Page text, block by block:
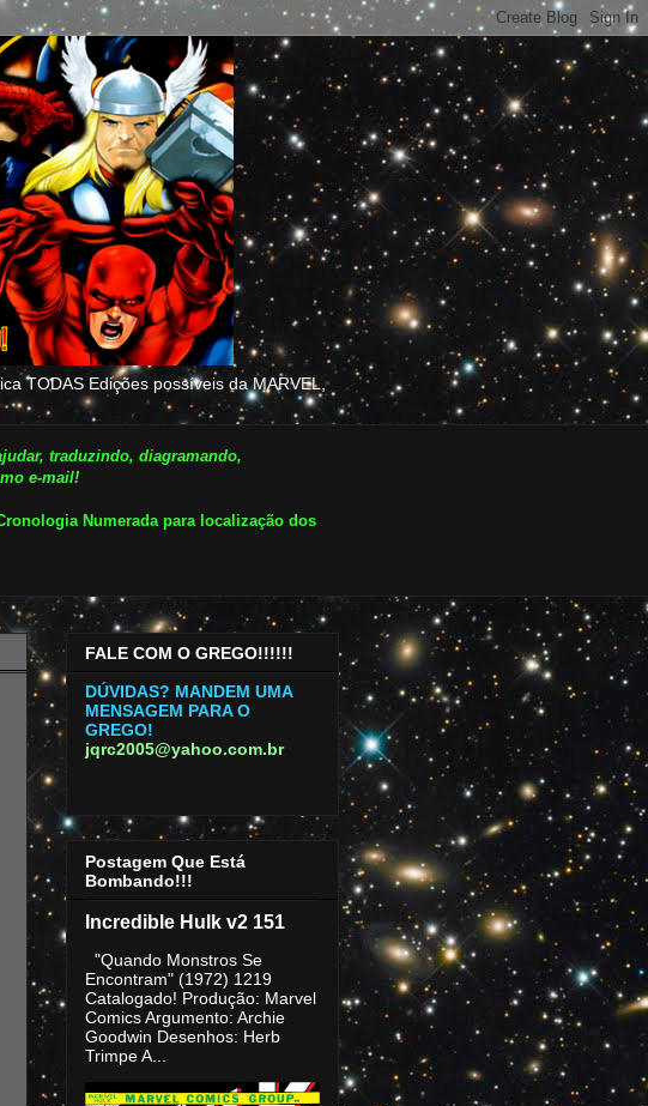
TODAS Edições possíveis da MARVEL,
traduzindo, diagramando,
e-mail!
Numerada para localização dos
FALE COM O GREGO!!!!!!
DÚVIDAS? MANDEM UMA
MENSAGEM PARA O
GREGO!
jqrc2005@yahoo.com.br
Postagem Que Está
Bombando!!!
Incredible Hulk v2 151
"Quando Monstros Se
Encontram" (1972) 1219
Catalogado! Produção: Marvel
Comics Argumento: Archie
Goodwin Desenhos: Herb
Trimpe A...